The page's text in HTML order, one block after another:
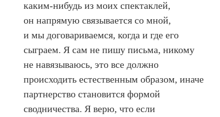
каким‑нибудь из моих спектаклей,
он напрямую связывается со мной,
и мы договариваемся, когда и где его
сыграем. Я сам не пишу письма, никому
не навязываюсь, это все должно
происходить естественным образом, иначе
партнерство становится формой
сводничества. Я верю, что если